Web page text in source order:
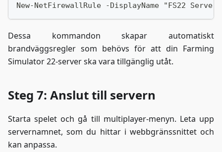
New-NetFirewallRule -DisplayName "FS22
Dessa kommandon skapar automatiskt
brandväggsregler som behövs för att din Farming
Simulator 22-server ska vara tillgänglig utåt.
Steg 7: Anslut till servern
Starta spelet och gå till multiplayer-menyn. Leta upp
servernamnet, som du hittar i webbgränssnittet och
kan anpassa.